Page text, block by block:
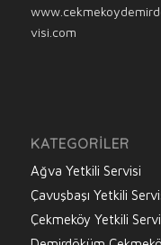
visi.com
KATEGORILER
Ağva Yetkili Servisi
Çavuşbaşı Yetkili
Çekmeköy Yetkili